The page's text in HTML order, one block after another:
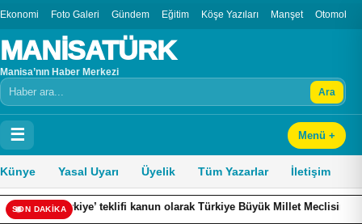
Ekonomi Foto Galeri Gündem Eğitim Köşe Yazıları Manşet Otomobil
MANİSATÜRK
Manisa’nın Haber Merkezi
Arama Ara
☰ Menü +
Künye Yasal Uyarı Üyelik Tüm Yazarlar İletişim
SON DAKİKA
kanun olarak Türkiye Büyük Millet Meclisinden geçmiş olacak.